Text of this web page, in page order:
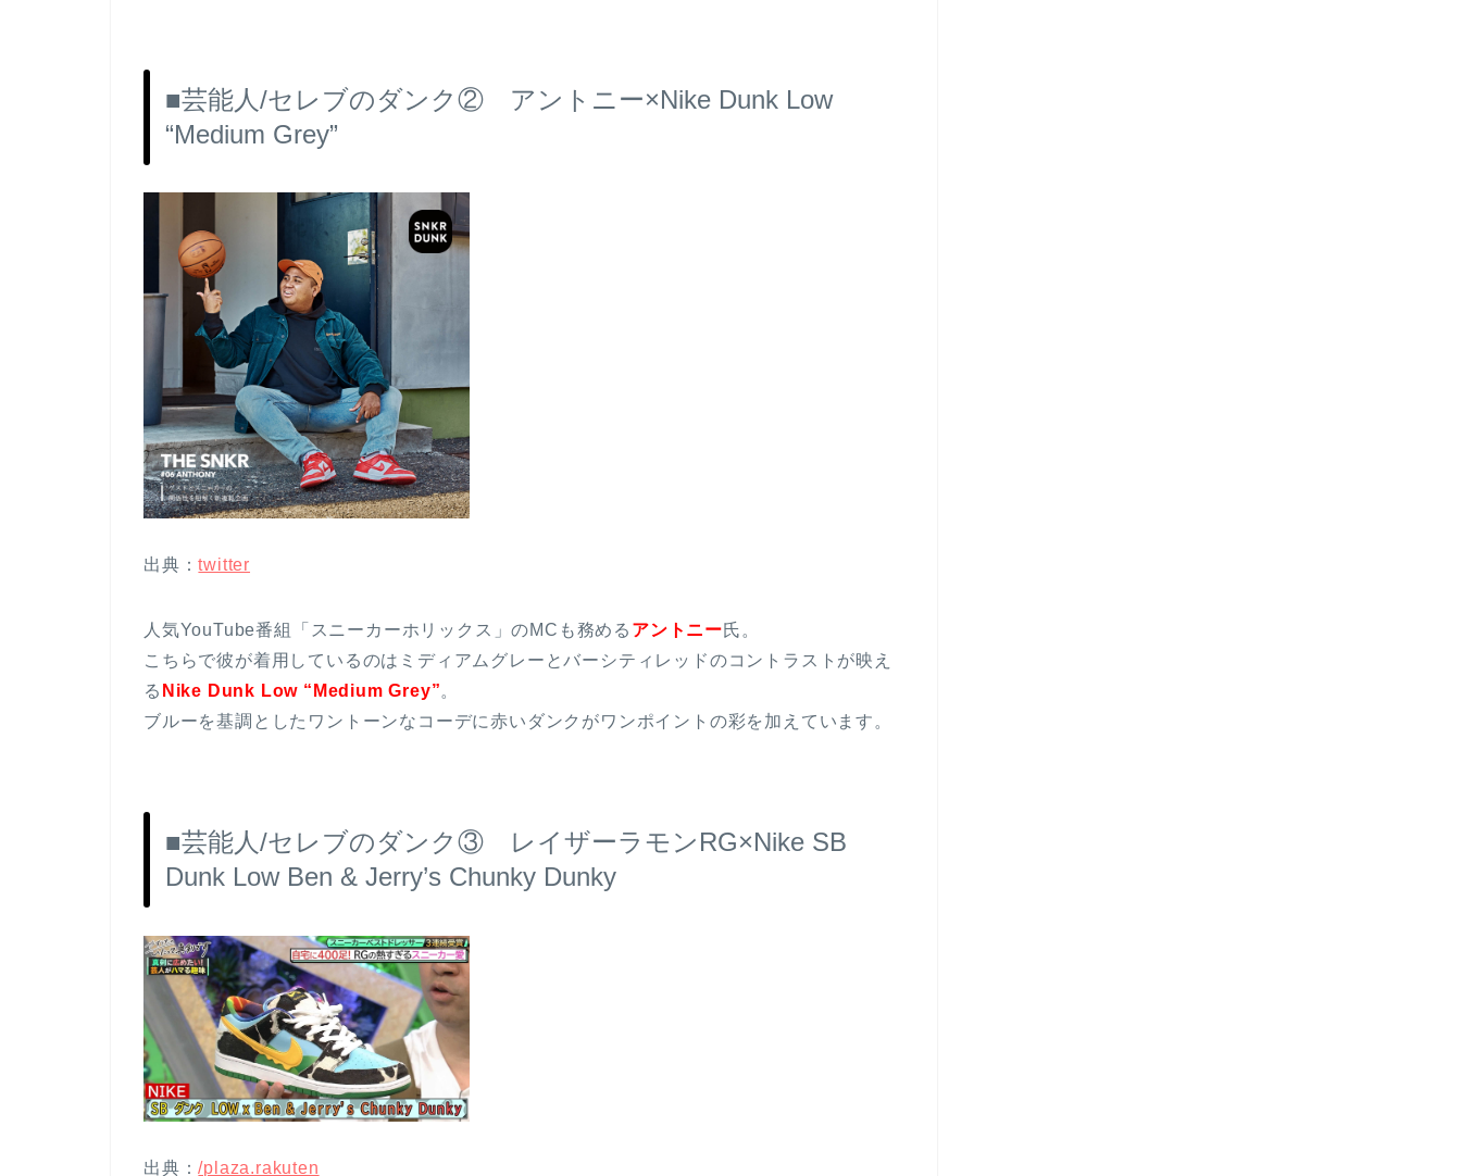
■芸能人/セレブのダンク② アントニー×Nike Dunk Low
“Medium Grey”
出典：twitter
人気YouTube番組「スニーカーホリックス」のMCも務める アントニー氏。
こちらで彼が着用しているのはミディアムグレーとバーシティレッドのコントラストが映え
る Nike Dunk Low “Medium Grey”。
ブルーを基調としたワントーンなコーデに赤いダンクがワンポイントの彩を加えています。
■芸能人/セレブのダンク③ レイザーラモンRG×Nike SB
Dunk Low Ben & Jerry’s Chunky Dunky
出典：/plaza.rakuten